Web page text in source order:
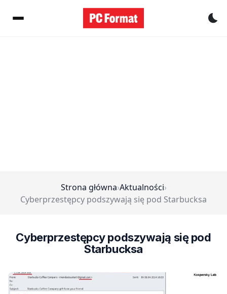
Strona główna›Aktualności›
Cyberprzestępcy podszywają się pod Starbucksa
Cyberprzestępcy podszywają się pod
Starbucksa